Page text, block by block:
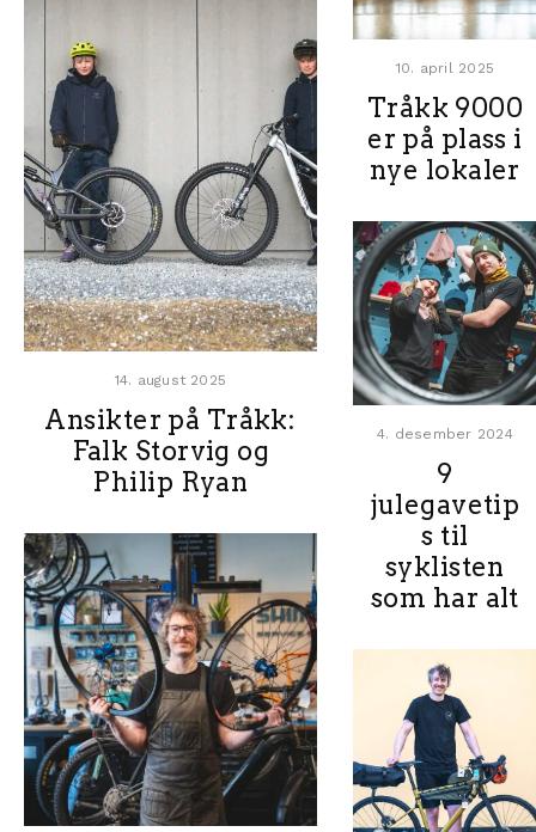
14. august 2025
Ansikter på Tråkk:
Falk Storvig og
Philip Ryan
10. april 2025
Tråkk 9000
er på plass i
nye lokaler
4. desember 2024
9
julegavetip
s til
syklisten
som har alt